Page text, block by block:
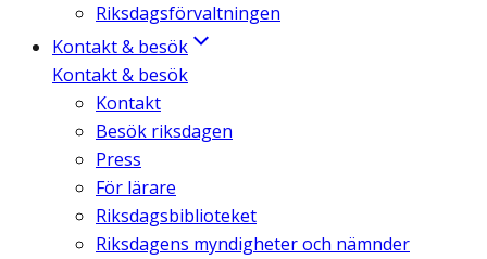
Riksdagsförvaltningen
Kontakt & besök
Kontakt & besök
Kontakt
Besök riksdagen
Press
För lärare
Riksdagsbiblioteket
Riksdagens myndigheter och nämnder